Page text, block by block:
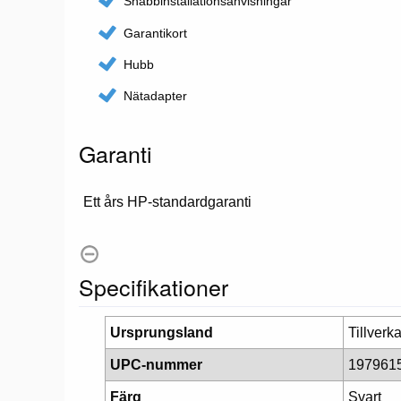
Garantikort
Hubb
Nätadapter
Garanti
Ett års HP-standardgaranti
Specifikationer
Ursprungsland
UPC-nummer
Färg Svart